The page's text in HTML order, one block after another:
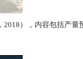
2018），内容包括产